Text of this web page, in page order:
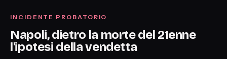
INCIDENTE PROBATORIO
Napoli, dietro la morte del 21enne
l'ipotesi della vendetta